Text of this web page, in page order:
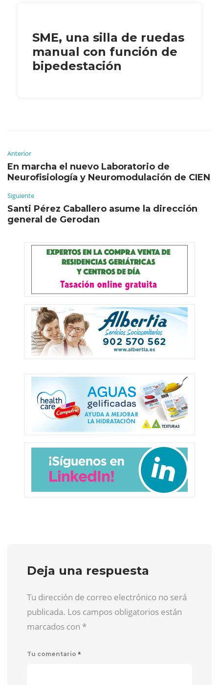
SME, una silla de ruedas
manual con función de
bipedestación
Anterior
En marcha el nuevo Laboratorio de
Neurofisiología y Neuromodulación de CIEN
Siguiente
Santi Pérez Caballero asume la dirección
general de Gerodan
Deja una respuesta
Tu dirección de correo electrónico no será
publicada. Los campos obligatorios están
marcados con *
Tu comentario *